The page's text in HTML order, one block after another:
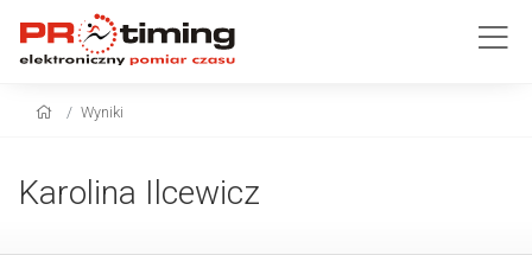
Wyniki
Karolina Ilcewicz